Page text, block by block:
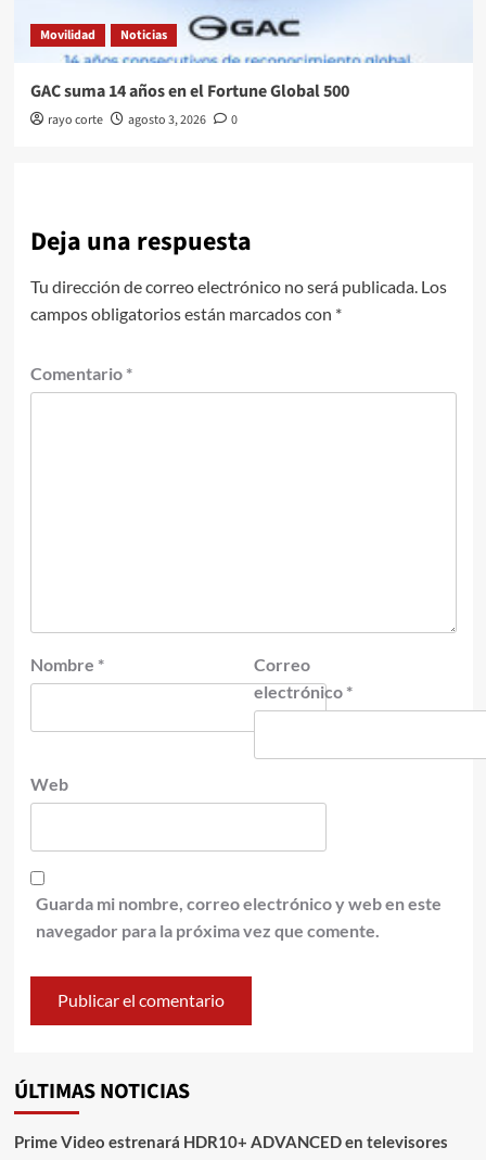
Movilidad Noticias
GAC suma 14 años en el Fortune Global 500
rayo corte agosto 3, 2026 0
Deja una respuesta
Tu dirección de correo electrónico no será publicada. Los
campos obligatorios están marcados con *
Comentario *
Nombre *
Correo
electrónico *
Web
Guarda mi nombre, correo electrónico y web en este
navegador para la próxima vez que comente.
ÚLTIMAS NOTICIAS
Prime Video estrenará HDR10+ ADVANCED en televisores